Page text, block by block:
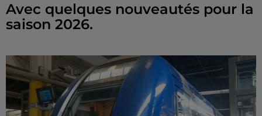
Avec quelques nouveautés pour la
saison 2026.